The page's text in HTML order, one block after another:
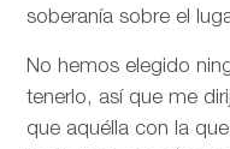
soberanía sobre el
No hemos elegido
tenerlo, así que me
que aquélla con la